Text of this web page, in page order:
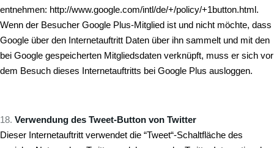
entnehmen: http://www.google.com/intl/de/+/policy/+1button.html.
Wenn der Besucher Google Plus-Mitglied ist und nicht möchte, dass
Google über den Internetauftritt Daten über ihn sammelt und mit den
bei Google gespeicherten Mitgliedsdaten verknüpft, muss er sich vor
dem Besuch dieses Internetauftritts bei Google Plus ausloggen.
Verwendung des Tweet-Button von Twitter
Dieser Internetauftritt verwendet die “Tweet“-Schaltfläche des